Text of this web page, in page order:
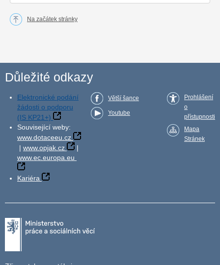
Na začátek stránky
Důležité odkazy
Elektronické podání
žádosti o podporu
(IS KP21+)
Související weby:
www.dotaceeu.cz
| www.opjak.cz
|
www.ec.europa.eu
Kariéra
Větší šance
Youtube
Prohlášení
o
přístupnosti
Mapa
Stránek